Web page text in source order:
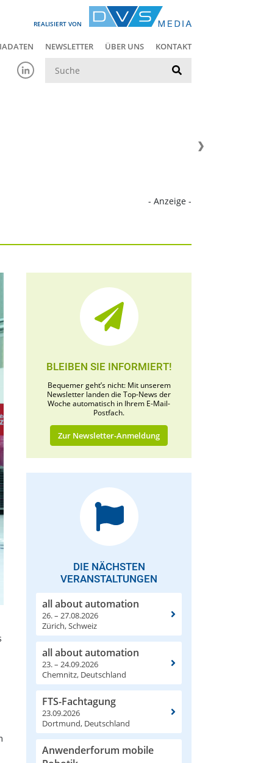
REALISIERT VON
NEWSLETTER ÜBER UNS KONTAKT
- Anzeige -
BLEIBEN SIE INFORMIERT!
Bequemer geht’s nicht: Mit unserem
Newsletter landen die Top-News der
Woche automatisch in Ihrem E-Mail-
Postfach.
Zur Newsletter-Anmeldung
DIE NÄCHSTEN
VERANSTALTUNGEN
all about automation
26. – 27.08.2026
Zürich, Schweiz
all about automation
23. – 24.09.2026
Chemnitz, Deutschland
FTS-Fachtagung
23.09.2026
Dortmund, Deutschland
Anwenderforum mobile